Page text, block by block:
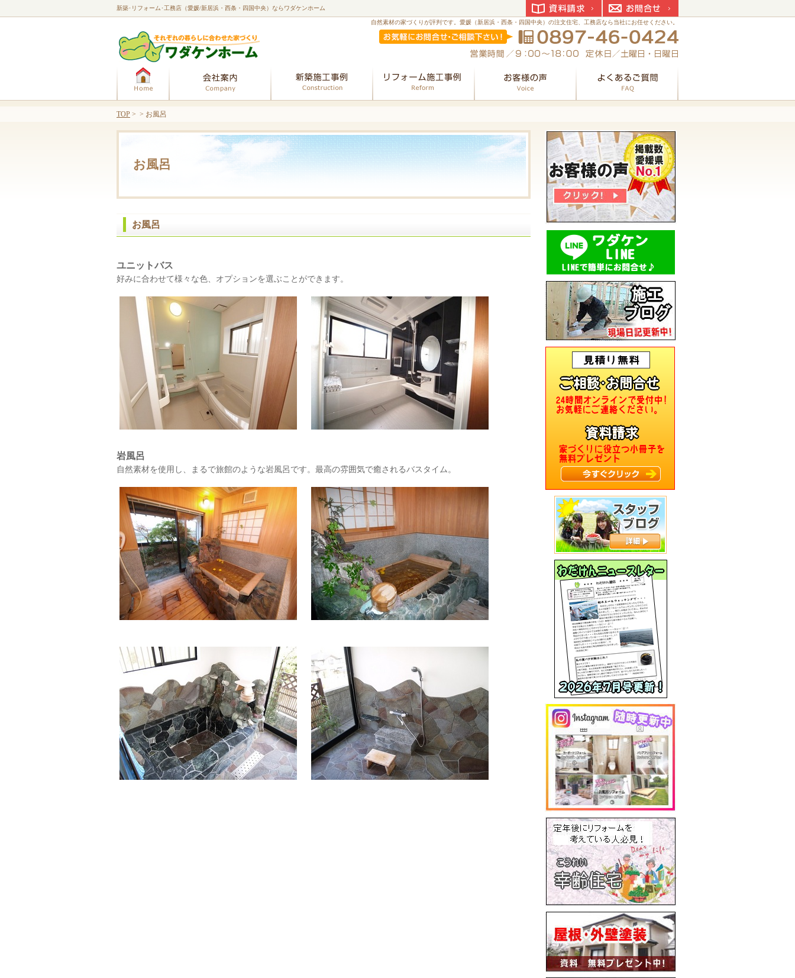
お風呂
自然素材の家づくりが評判です。愛媛（新居浜・西条・四国中央）の注文住宅、工務店なら当社にお任せください。
新築･リフォーム･工務店（愛媛/新居浜・西条・四国中央）ならワダケンホーム
お風呂
ユニットバス
好みに合わせて様々な色、オプションを選ぶことができます。
岩風呂
自然素材を使用し、まるで旅館のような岩風呂です。最高の雰囲気で癒されるバスタイム。
TOP > > お風呂